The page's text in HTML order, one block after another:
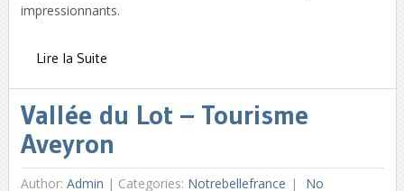
impressionnants.
Lire la Suite
Vallée du Lot – Tourisme
Aveyron
Author: Admin | Categories: Notrebellefrance
No